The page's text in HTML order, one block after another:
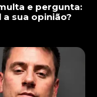
e pergunta:
a sua opinião?